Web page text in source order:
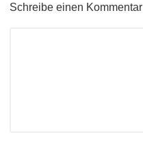
Schreibe einen Kommentar